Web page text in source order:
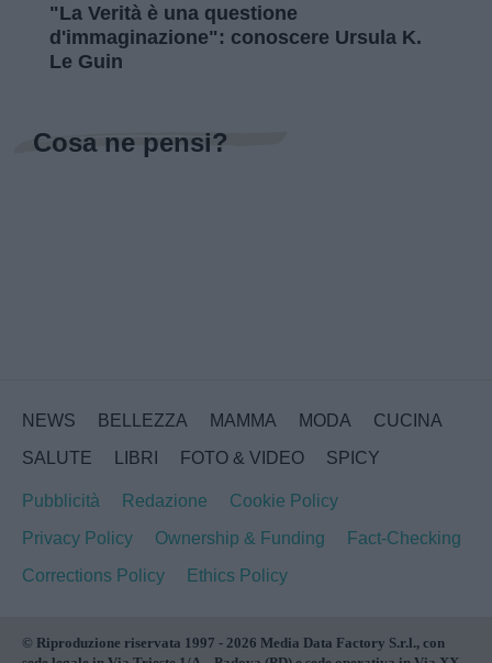
"La Verità è una questione
d'immaginazione": conoscere Ursula K.
Le Guin
Cosa ne pensi?
NEWS BELLEZZA MAMMA MODA
CUCINA
SALUTE
LIBRI FOTO & VIDEO SPICY
Pubblicità Redazione
Cookie Policy
Privacy Policy
Ownership & Funding
Fact-Checking
Corrections Policy
Ethics Policy
© Riproduzione riservata 1997 - 2026 Media Data Factory S.r.l., con